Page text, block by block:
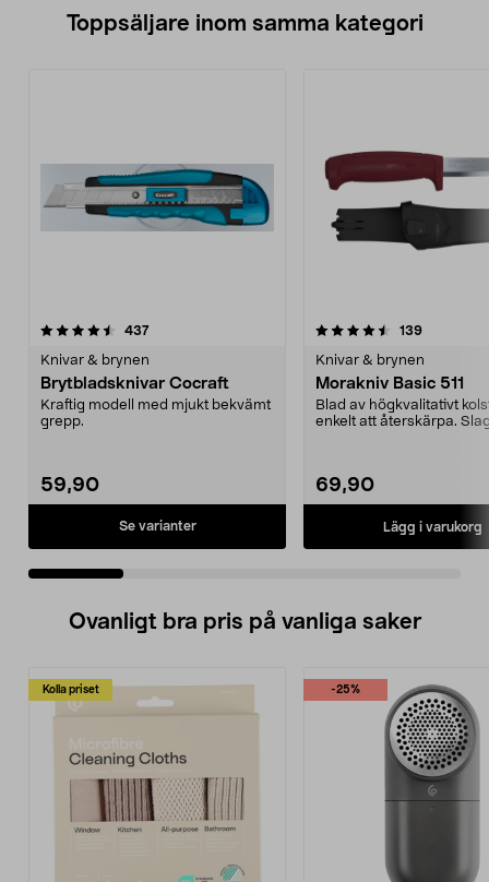
Toppsäljare inom samma kategori
437recensioner
Knivar & brynen
Brytbladsknivar Cocraft
Kraftig modell med mjukt bekvämt
grepp.
59,90
Se varianter
4.5 av 5 stjärnor 139
Knivar & brynen
Morakniv Basic 511
Blad av högkvalitativt
enkelt att återskärpa.
69,90
Lägg i varukorg
4.5 av 5 stjärnor
Ovanligt bra pris på vanliga saker
Kolla priset -25%